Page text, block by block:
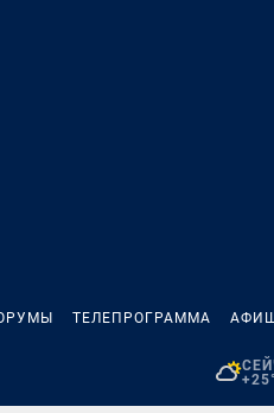
ТЕЛЕПРОГРАММА